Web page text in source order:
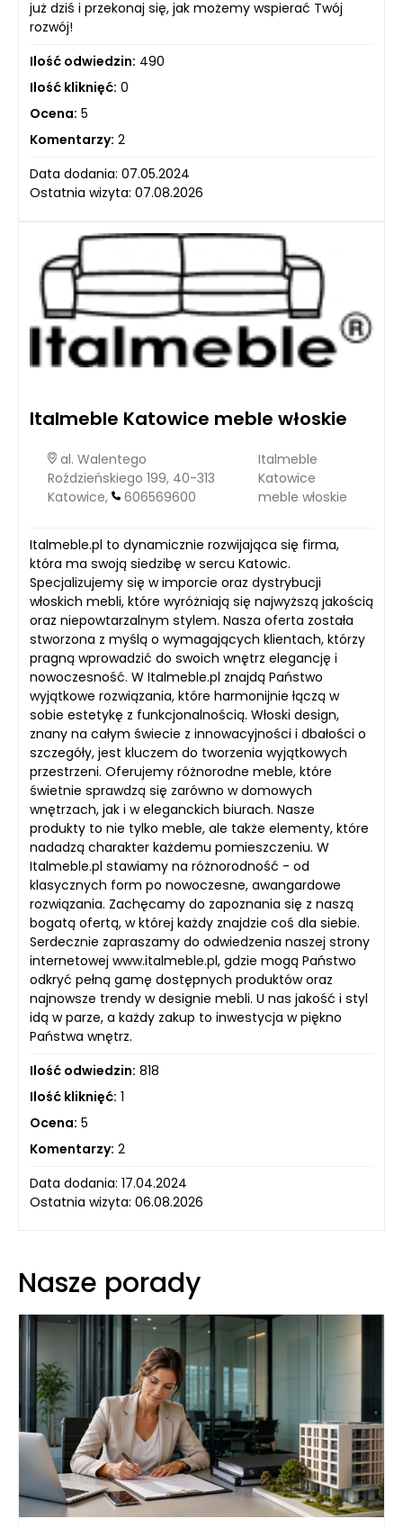
już dziś i przekonaj się, jak możemy wspierać Twój
rozwój!
Ilość odwiedzin: 490
Ilość kliknięć: 0
Ocena: 5
Komentarzy: 2
Data dodania: 07.05.2024
Ostatnia wizyta: 07.08.2026
Italmeble Katowice meble włoskie
al. Walentego
Roździeńskiego 199, 40-313
Katowice,
606569600
Italmeble
Katowice
meble włoskie
Italmeble.pl to dynamicznie rozwijająca się firma,
która ma swoją siedzibę w sercu Katowic.
Specjalizujemy się w imporcie oraz dystrybucji
włoskich mebli, które wyróżniają się najwyższą jakością
oraz niepowtarzalnym stylem. Nasza oferta została
stworzona z myślą o wymagających klientach, którzy
pragną wprowadzić do swoich wnętrz elegancję i
nowoczesność. W Italmeble.pl znajdą Państwo
wyjątkowe rozwiązania, które harmonijnie łączą w
sobie estetykę z funkcjonalnością. Włoski design,
znany na całym świecie z innowacyjności i dbałości o
szczegóły, jest kluczem do tworzenia wyjątkowych
przestrzeni. Oferujemy różnorodne meble, które
świetnie sprawdzą się zarówno w domowych
wnętrzach, jak i w eleganckich biurach. Nasze
produkty to nie tylko meble, ale także elementy, które
nadadzą charakter każdemu pomieszczeniu. W
Italmeble.pl stawiamy na różnorodność - od
klasycznych form po nowoczesne, awangardowe
rozwiązania. Zachęcamy do zapoznania się z naszą
bogatą ofertą, w której każdy znajdzie coś dla siebie.
Serdecznie zapraszamy do odwiedzenia naszej strony
internetowej www.italmeble.pl, gdzie mogą Państwo
odkryć pełną gamę dostępnych produktów oraz
najnowsze trendy w designie mebli. U nas jakość i styl
idą w parze, a każdy zakup to inwestycja w piękno
Państwa wnętrz.
Ilość odwiedzin: 818
Ilość kliknięć: 1
Ocena: 5
Komentarzy: 2
Data dodania: 17.04.2024
Ostatnia wizyta: 06.08.2026
Nasze porady